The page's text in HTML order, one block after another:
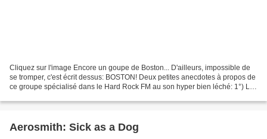
Cliquez sur l'image Encore un goupe de Boston... D'ailleurs, impossible de
se tromper, c'est écrit dessus: BOSTON! Deux petites anecdotes à propos de
ce groupe spécialisé dans le Hard Rock FM au son hyper bien léché: 1°) Le
Aerosmith: Sick as a Dog